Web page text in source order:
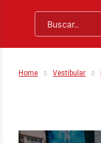
Home Vestibular